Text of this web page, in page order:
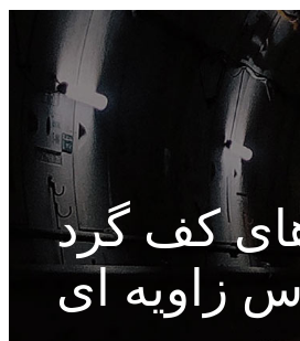
کف گرد
زاویه ای